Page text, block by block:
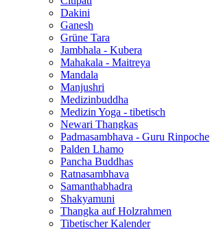
Dakini
Ganesh
Grüne Tara
Jambhala - Kubera
Mahakala - Maitreya
Mandala
Manjushri
Medizinbuddha
Medizin Yoga - tibetisch
Newari Thangkas
Padmasambhava - Guru Rinpoche
Palden Lhamo
Pancha Buddhas
Ratnasambhava
Samanthabhadra
Shakyamuni
Thangka auf Holzrahmen
Tibetischer Kalender